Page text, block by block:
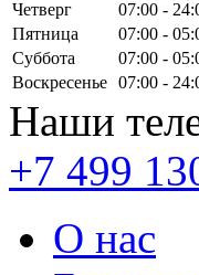
Четверг
07:00 -
Пятница
07:00 -
Суббота
07:00 -
Воскресенье 07:00 -
Наши
+7 499
О нас